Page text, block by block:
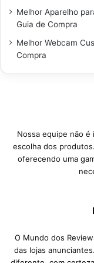
Melhor Aparelho
Guia de Compra
Melhor Webcam
Compra
Nossa equipe não
escolha dos
oferecendo uma
O Mundo dos
das lojas